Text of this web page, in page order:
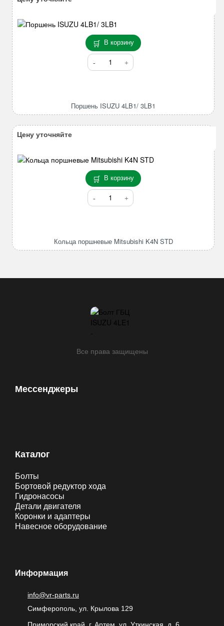
В корзину
Количество
товара
3LB1
Поршень ISUZU 4LB1/ 3LB1
В корзину
Количество
товара
K4N
Кольца поршневые Mitsubishi K4N STD
Цену уточняйте
Все права защищены
Мессенджеры
Каталог
Болты
Бортовой редуктор хода
Гидронасосы
Детали двигателя
Коронки и адаптеры
Навесное оборудование
Информация
info@vr-parts.ru
Симферополь, ул. Крылова 129
Приморский край, г. Артем, ул. Уткинская, д. 6